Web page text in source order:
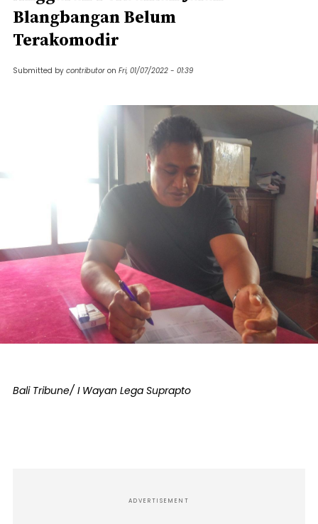
Blangbangan Belum
Terakomodir
Submitted by contributor on Fri, 01/07/2022 - 01:39
Bali Tribune/ I Wayan Lega Suprapto
ADVERTISEMENT